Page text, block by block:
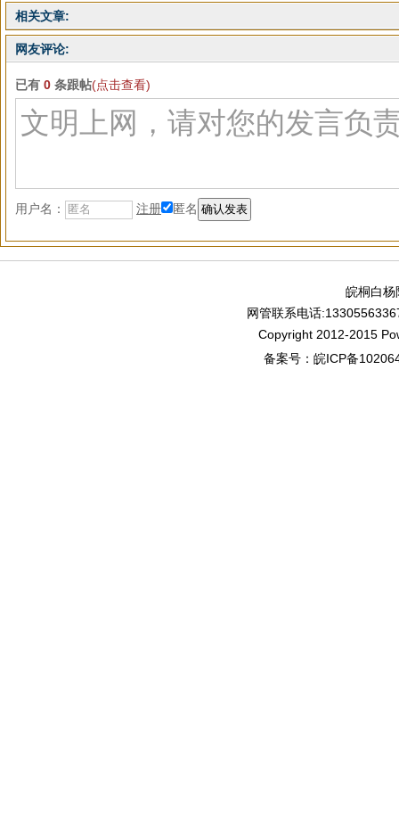
相关文章:
网友评论:
已有 0 条跟帖(点击查看)
用户名： 注册 匿名
皖桐白杨
网管联系电话
Copyright 2012-2015
备案号： 皖ICP备